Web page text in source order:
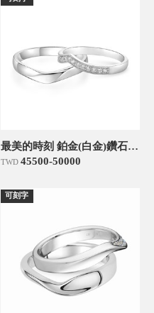
最美的時刻 鉑金(白金)鑽石結婚對戒
TWD 45500-50000
可刻字